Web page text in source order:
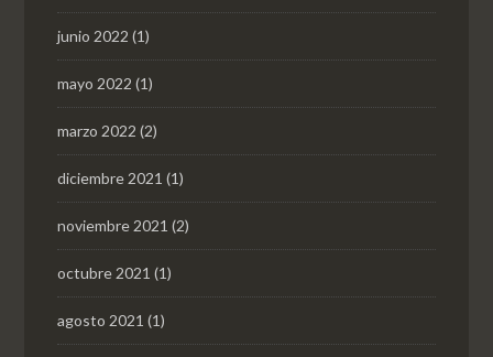
junio 2022 (1)
mayo 2022 (1)
marzo 2022 (2)
diciembre 2021 (1)
noviembre 2021 (2)
octubre 2021 (1)
agosto 2021 (1)